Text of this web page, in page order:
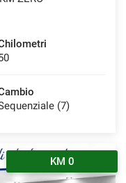
(7)
KM 0